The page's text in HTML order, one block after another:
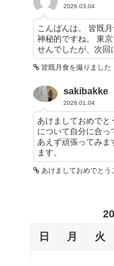
2026.03.04
こんばんは。 皆既
神秘的ですね。 東
せんでしたが、次回
皆既月食を撮りました
sakibakke
2026.01.04
あけましておめでと
について自分に合っ
あえず頑張ってみま
ます。
あけましておめでとう
日
月 火